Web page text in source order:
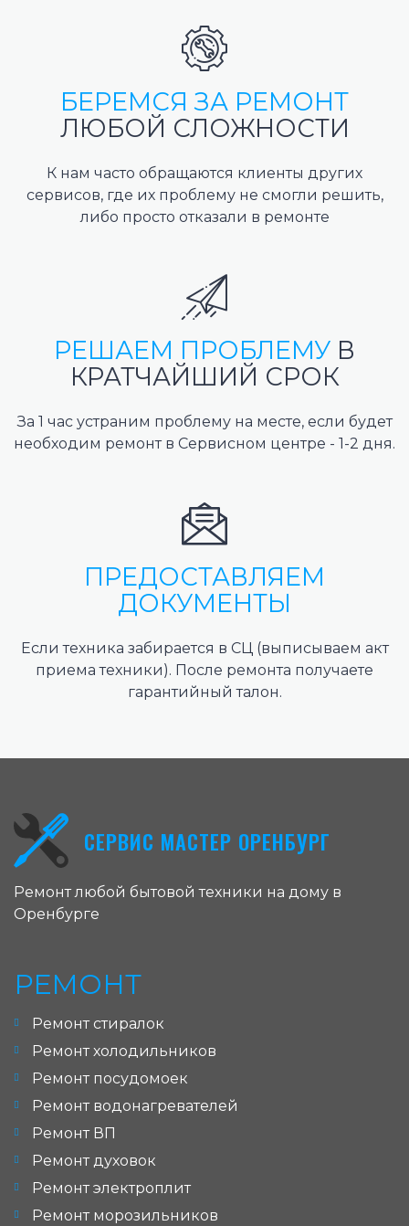
БЕРЕМСЯ ЗА РЕМОНТ
ЛЮБОЙ СЛОЖНОСТИ
К нам часто обращаются клиенты других
сервисов, где их проблему не смогли решить,
либо просто отказали в ремонте
РЕШАЕМ ПРОБЛЕМУ В
КРАТЧАЙШИЙ СРОК
За 1 час устраним проблему на месте, если будет
необходим ремонт в Сервисном центре - 1-2 дня.
ПРЕДОСТАВЛЯЕМ
ДОКУМЕНТЫ
Если техника забирается в СЦ (выписываем акт
приема техники). После ремонта получаете
гарантийный талон.
СЕРВИС МАСТЕР ОРЕНБУРГ
Ремонт любой бытовой техники на дому в
Оренбурге
РЕМОНТ
Ремонт стиралок
Ремонт холодильников
Ремонт посудомоек
Ремонт водонагревателей
Ремонт ВП
Ремонт духовок
Ремонт электроплит
Ремонт морозильников